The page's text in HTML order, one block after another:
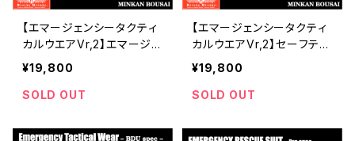
【エマージェンシータクティ
カルウエアVr,2】エマージェ
ンシーレッド活動服 | 危機
管理ブランド民間防災
¥19,800
SOLD OUT
【エマージェンシータクティ
カルウエアVr,2】セーフティ
ブルー活動服 | 危機管理ブ
ランド民間防災
¥19,800
SOLD OUT